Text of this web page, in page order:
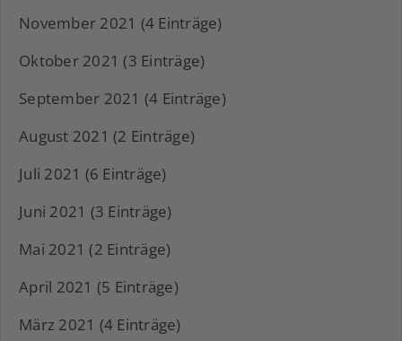
November 2021 (4 Einträge)
Oktober 2021 (3 Einträge)
September 2021 (4 Einträge)
August 2021 (2 Einträge)
Juli 2021 (6 Einträge)
Juni 2021 (3 Einträge)
Mai 2021 (2 Einträge)
April 2021 (5 Einträge)
März 2021 (4 Einträge)